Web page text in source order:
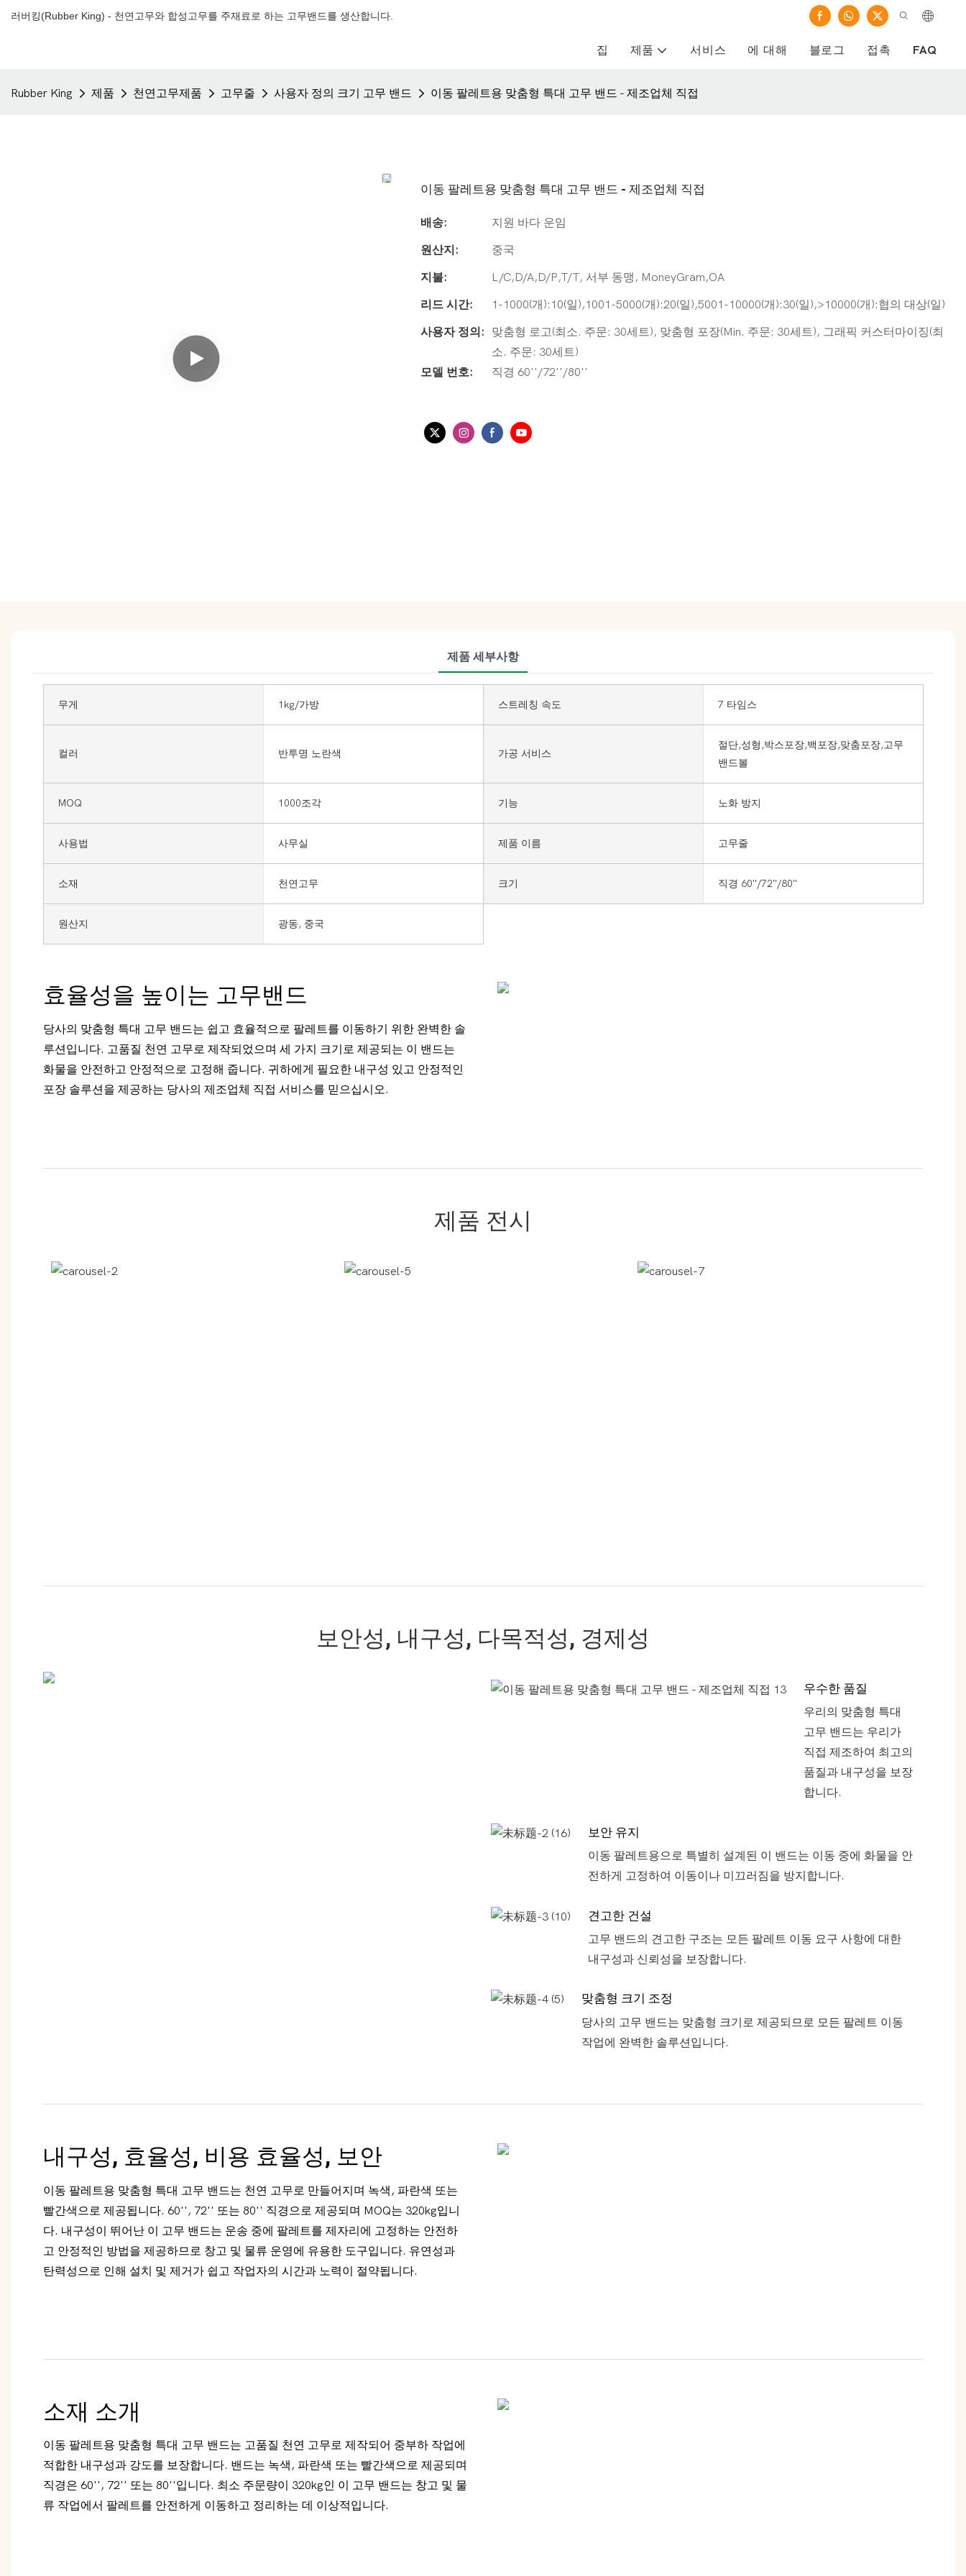
러버킹(Rubber King) - 천연고무와 합성고무를 ​​주재료로 하는 고무밴드를 생산합니다.
집 제품 서비스 에 대해 블로그 접촉 FAQ
Rubber King 제품 천연고무제품 고무줄 사용자 정의 크기 고무 밴드 이동 팔레트용 맞춤형 특대 고무 밴드 - 제조업체 직접
이동 팔레트용 맞춤형 특대 고무 밴드 - 제조업체 직접
배송: 지원 바다 운임
원산지: 중국
지불: L/C,D/A,D/P,T/T, 서부 동맹, MoneyGram,OA
리드 시간: 1-1000(개):10(일),1001-5000(개):20(일),5001-10000(개):30(일),>10000(개):협의 대상(일)
사용자 정의:
맞춤형 로고(최소. 주문: 30세트), 맞춤형 포장(Min. 주문: 30세트), 그래픽 커스터마이징(최
소. 주문: 30세트)
모델 번호:
직경 60''/72''/80''
제품 세부사항
무게 1kg/가방 스트레칭 속도 7 타임스
컬러 반투명 노란색 가공 서비스
절단,성형,박스포장,백포장,맞춤포장,고무
밴드볼
MOQ 1000조각 기능 노화 방지
사용법 사무실 제품 이름 고무줄
소재 천연고무 크기 직경 60''/72''/80''
원산지 광동, 중국
효율성을 높이는 고무밴드
당사의 맞춤형 특대 고무 밴드는 쉽고 효율적으로 팔레트를 이동하기 위한 완벽한 솔
루션입니다. 고품질 천연 고무로 제작되었으며 세 가지 크기로 제공되는 이 밴드는
화물을 안전하고 안정적으로 고정해 줍니다. 귀하에게 필요한 내구성 있고 안정적인
포장 솔루션을 제공하는 당사의 제조업체 직접 서비스를 믿으십시오.
제품 전시
보안성, 내구성, 다목적성, 경제성
우수한 품질
우리의 맞춤형 특대
고무 밴드는 우리가
직접 제조하여 최고의
품질과 내구성을 보장
합니다.
보안 유지
이동 팔레트용으로 특별히 설계된 이 밴드는 이동 중에 화물을 안
전하게 고정하여 이동이나 미끄러짐을 방지합니다.
견고한 건설
고무 밴드의 견고한 구조는 모든 팔레트 이동 요구 사항에 대한
내구성과 신뢰성을 보장합니다.
맞춤형 크기 조정
당사의 고무 밴드는 맞춤형 크기로 제공되므로 모든 팔레트 이동
작업에 완벽한 솔루션입니다.
내구성, 효율성, 비용 효율성, 보안
이동 팔레트용 맞춤형 특대 고무 밴드는 천연 고무로 만들어지며 녹색, 파란색 또는
빨간색으로 제공됩니다. 60'', 72'' 또는 80'' 직경으로 제공되며 MOQ는 320kg입니
다. 내구성이 뛰어난 이 고무 밴드는 운송 중에 팔레트를 제자리에 고정하는 안전하
고 안정적인 방법을 제공하므로 창고 및 물류 운영에 유용한 도구입니다. 유연성과
탄력성으로 인해 설치 및 제거가 쉽고 작업자의 시간과 노력이 절약됩니다.
소재 소개
이동 팔레트용 맞춤형 특대 고무 밴드는 고품질 천연 고무로 제작되어 중부하 작업에
적합한 내구성과 강도를 보장합니다. 밴드는 녹색, 파란색 또는 빨간색으로 제공되며
직경은 60'', 72'' 또는 80''입니다. 최소 주문량이 320kg인 이 고무 밴드는 창고 및 물
류 작업에서 팔레트를 안전하게 이동하고 정리하는 데 이상적입니다.